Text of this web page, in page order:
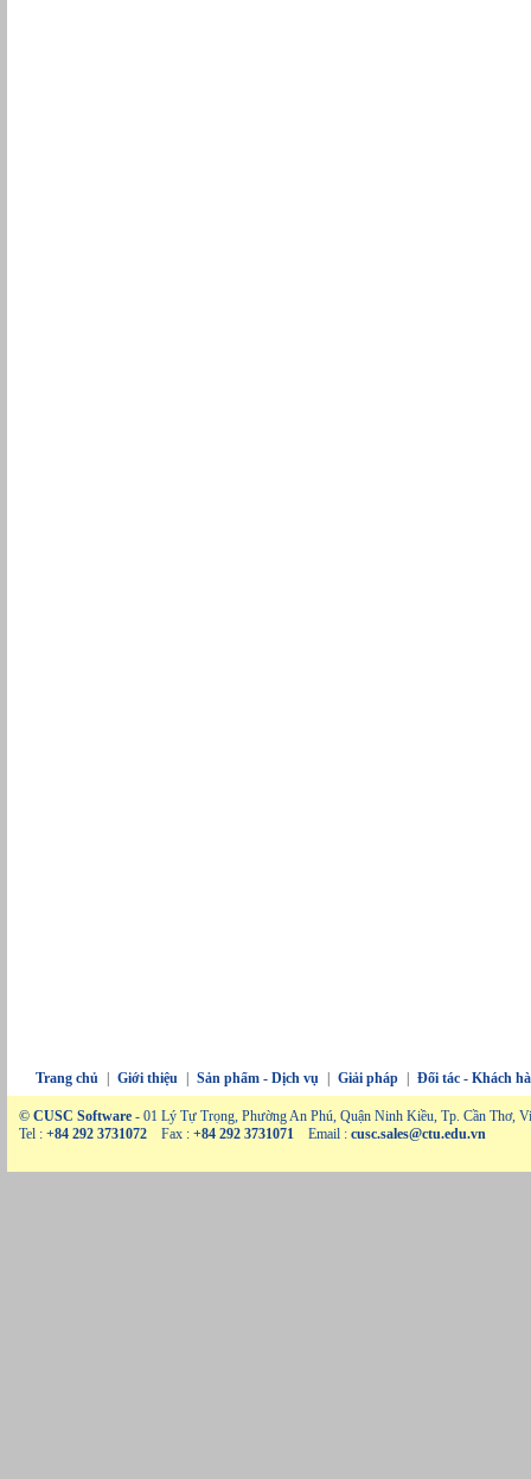
Trang chủ Giới thiệu Sản phẩm - Dịch vụ Giải pháp Đối tác - Khách
© CUSC Software - 01 Lý Tự Trọng, Phường An Phú, Quận Ninh Kiều, Tp. Cần Thơ,
Tel : +84 292 3731072 Fax : +84 292 3731071 Email : cusc.sales@ctu.edu.vn